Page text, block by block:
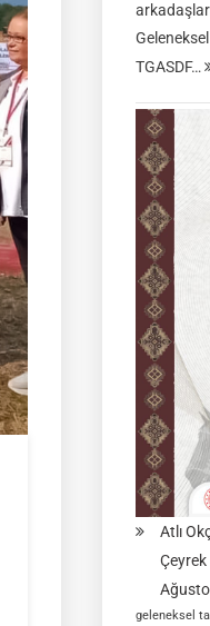
TGASDF…
Atlı
Çeyrek
geleneksel